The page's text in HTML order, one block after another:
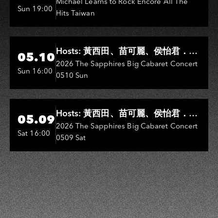
Sun 19:00 Hits Taiwan
Hi-Ing Music Hall
05.10
Sun 16:00
Hosts: 黃西田、苗可麗、侯怡君．
Entertainers: 葉啟田、鳥來嬤-吳
敏、王彩樺、王瑞霞、吳淑敏、施文
彬、邵大倫、曹雅雯、陳孟賢、黃露
瑤
2026 The Sapphires Big Cabaret Concert
0510 Sun
Hi-Ing Music Hall
05.09
Sat 16:00
Hosts: 黃西田、苗可麗、侯怡君．
Entertainers: 葉啟田、鳥來嬤-吳
敏、張秀卿、王彩樺、吳淑敏、施文
彬、邵大倫、曹雅雯、陳孟賢、黃露
瑤
2026 The Sapphires Big Cabaret Concert
0509 Sat